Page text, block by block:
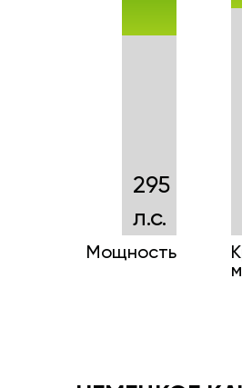
295
л.с.
Мощность